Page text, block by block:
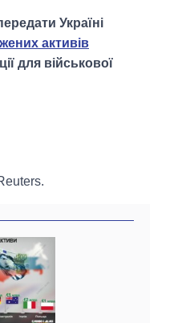
Україні
активів
для військової